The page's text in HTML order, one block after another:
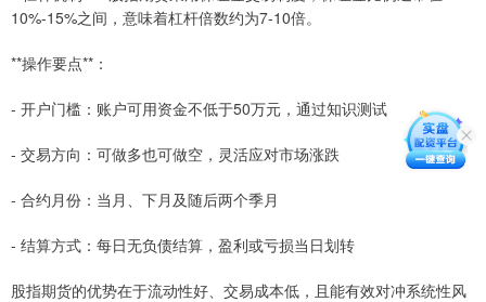
10%-15%之间，意味着杠杆倍数约为7-10倍。
**操作要点**：
- 开户门槛：账户可用资金不低于50万元，通过知识测试
- 交易方向：可做多也可做空，灵活应对市场涨跌
- 合约月份：当月、下月及随后两个季月
- 结算方式：每日无负债结算，盈利或亏损当日划转
股指期货的优势在于流动性好、交易成本低，且能有效对冲系统性风